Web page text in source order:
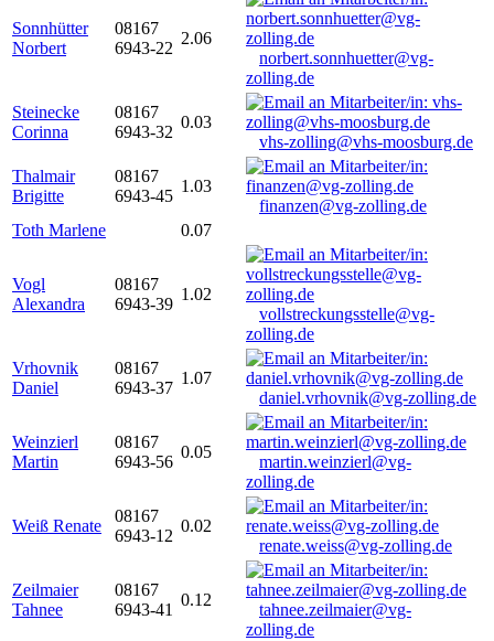
Sonnhütter
Norbert
08167
6943-22
2.06
norbert.sonnhuetter@vg-
zolling.de
Steinecke
Corinna
08167
6943-32
0.03
vhs-zolling@vhs-moosburg.de
Thalmair
Brigitte
08167
6943-45
1.03
finanzen@vg-zolling.de
Toth Marlene
0.07
Vogl
Alexandra
08167
6943-39
1.02
vollstreckungsstelle@vg-
zolling.de
Vrhovnik
Daniel
08167
6943-37
1.07
daniel.vrhovnik@vg-zolling.de
Weinzierl
Martin
08167
6943-56
0.05
martin.weinzierl@vg-
zolling.de
Weiß Renate
08167
6943-12
0.02
renate.weiss@vg-zolling.de
Zeilmaier
Tahnee
08167
6943-41
0.12
tahnee.zeilmaier@vg-
zolling.de